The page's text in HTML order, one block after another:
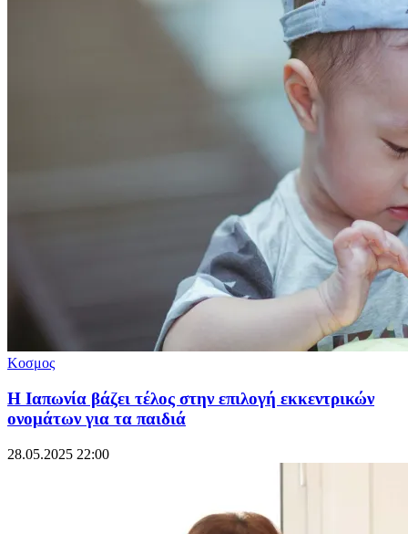
Κοσμος
Η Ιαπωνία βάζει τέλος στην επιλογή εκκεντρικών
ονομάτων για τα παιδιά
28.05.2025 22:00